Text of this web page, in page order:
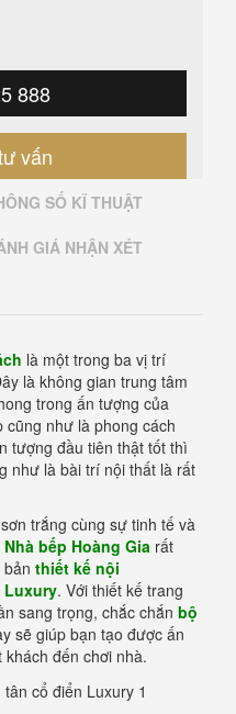
888
vấn
SỐ KĨ THUẬT
GIÁ NHẬN XÉT
là một trong ba vị trí
là không gian trung tâm
trong ấn tượng của
cũng như là phong cách
tượng đầu tiên thật tốt thì
như là bài trí nội thất là rất
trắng cùng sự tinh tế và
Nhà bếp Hoàng Gia rất
thiết kế nội
Luxury. Với thiết kế trang
sang trọng, chắc chắn bộ
sẽ giúp bạn tạo được ấn
đến chơi nhà.